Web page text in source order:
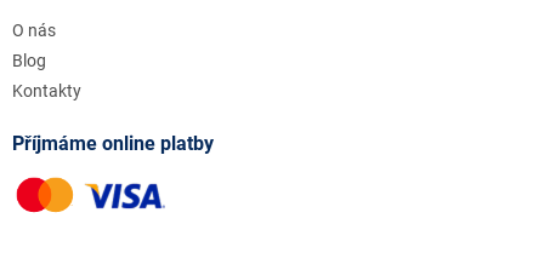
O nás
Blog
Kontakty
Příjmáme online platby